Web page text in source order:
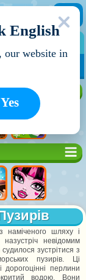
шляху і
невідомим
зустрітися з
пузирів. Ці
дорогоцінні перлини
водою. Вони
English
, our website in
Yes